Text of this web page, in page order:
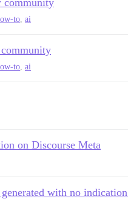
to, ai
to, ai
on Discourse Meta
with no